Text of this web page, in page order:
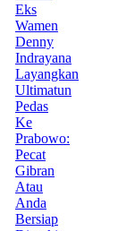
Eks
Wamen
Denny
Indrayana
Layangkan
Ultimatun
Pedas
Ke
Prabowo:
Pecat
Gibran
Atau
Anda
Bersiap